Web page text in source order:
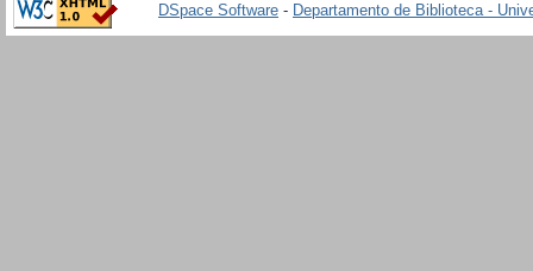
DSpace Software - Departamento de Biblioteca -